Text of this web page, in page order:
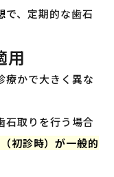
で、定期的な歯石
用
療かで大きく異な
石取りを行う場合
初診時）が一般的